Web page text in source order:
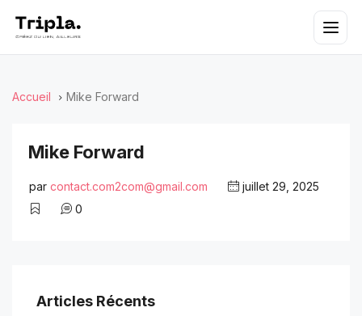
Accueil Mike Forward
Mike Forward
par contact.com2com@gmail.com
juillet 29, 2025
0
Articles Récents